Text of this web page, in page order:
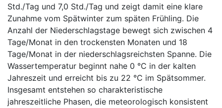
Std./Tag und 7,0 Std./Tag und zeigt damit eine klare
Zunahme vom Spätwinter zum späten Frühling. Die
Anzahl der Niederschlagstage bewegt sich zwischen 4
Tage/Monat in den trockensten Monaten und 18
Tage/Monat in der niederschlagsreichsten Spanne. Die
Wassertemperatur beginnt nahe 0 °C in der kalten
Jahreszeit und erreicht bis zu 22 °C im Spätsommer.
Insgesamt entstehen so charakteristische
jahreszeitliche Phasen, die meteorologisch konsistent